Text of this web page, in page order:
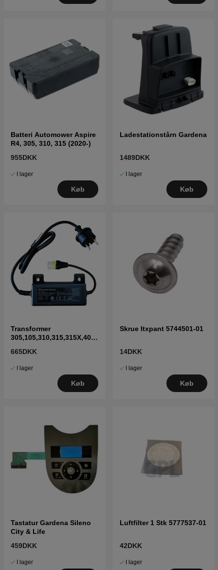
Batteri Automower Aspire
R4, 305, 310, 315 (2020-)
955DKK
I lager
Køb
Ladestationstårn Gardena
1489DKK
I lager
Køb
Transformer
305,105,310,315,315X,405
Mark II
665DKK
I lager
Køb
Skrue Itxpant 5744501-01
14DKK
I lager
Køb
Tastatur Gardena Sileno
City & Life
459DKK
I lager
Luftfilter 1 Stk 5777537-01
42DKK
I lager